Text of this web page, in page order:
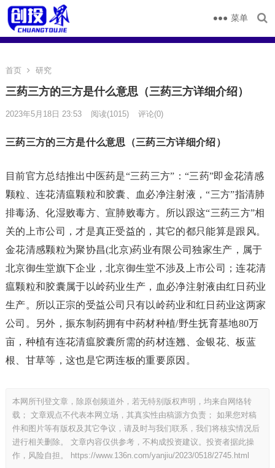
菜单
首页 研究
三药三方的三方是什么意思（三药三方详细介绍）
2023年5月18日 23:53 阅读(1015) 评论(0)
三药三方的三方是什么意思（三药三方详细介绍）
目前官方总结推出中医药是“三药三方”：“三药”即金花清感
颗粒、连花清瘟颗粒和胶囊、血必净注射液，“三方”指清肺
排毒汤、化湿败毒方、宣肺败毒方。所以跟这“三药三方”相
关的上市公司，才是真正受益的，其它的都只能算是跟风。
金花清感颗粒为聚协昌(北京)药业有限公司独家生产，属于
北京御生堂旗下企业，北京御生堂不涉及上市公司；连花清
瘟颗粒和胶囊属于以岭药业生产，血必净注射液由红日药业
生产。所以正宗的受益公司只有以岭药业和红日药业这两家
公司。另外，振东制药拥有中药材种植/野生抚育基地80万
亩，种植有连花清瘟胶囊所需的药材连翘、金银花、板蓝
根、甘草等，这也是它两连板的重要原因。
本网所刊登文章，除原创频道外，若无特别版权声明，均来自网络转
载； 文章观点不代表本网立场，其真实性由稿源方负责； 如果您对稿
件和图片等有版权及其它争议，请及时与我们联系，我们将核实情况后
进行相关删除。 文章内容仅供参考，不构成投资建议。投资者据此操
作，风险自担。
https://www.136n.com/yanjiu/2023/0518/2745.html